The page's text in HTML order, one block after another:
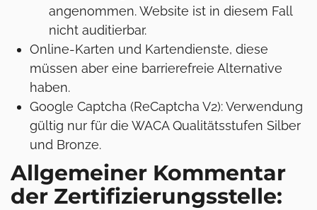
angenommen. Website ist in diesem Fall
nicht auditierbar.
Online-Karten und Kartendienste, diese
müssen aber eine barrierefreie Alternative
haben.
Google Captcha (ReCaptcha V2): Verwendung
gültig nur für die WACA Qualitätsstufen Silber
und Bronze.
Allgemeiner Kommentar
der Zertifizierungsstelle: